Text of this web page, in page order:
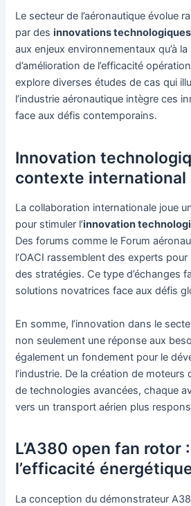
Le secteur de l’aéronautique évolue
par desinnovations technologiques
aux enjeux environnementaux qu’à
d’amélioration de l’efficacité
explore diverses études de cas qui
l’industrie aéronautique intègre ces
face aux défis contemporains.
Innovation
contexte international
La collaboration internationale joue
pour stimuler l’innovation
Des forums comme le Forum
l’OACI rassemblent des experts
des stratégies. Ce type d’échanges
solutions novatrices face aux défis
En somme, l’innovation dans le
non seulement une réponse aux
également un fondement pour le
l’industrie. De la création de moteurs
de technologies avancées, chaque
vers un transport aérien plus
L’A380 open fan rotor
l’efficacité
La conception du démonstrateur